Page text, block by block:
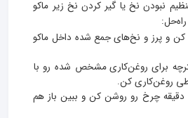
نبودن نخ یا گیر کردن نخ زیر ماکو
✅ اول چرخ رو کاملا تمیز کن و پرز و نخ‌های جمع شده داخل ماکو
✅ تمام نقاطی که در دفترچه برای روغن‌کاری مشخص شده رو با
دقیقه چرخ رو روشن کن و ببین باز هم